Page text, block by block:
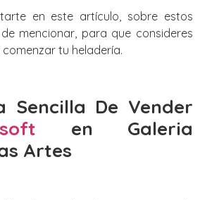
en este artículo, sobre estos
mencionar, para que consideres
tu heladería.
Sencilla De Vender
en Galeria
Artes